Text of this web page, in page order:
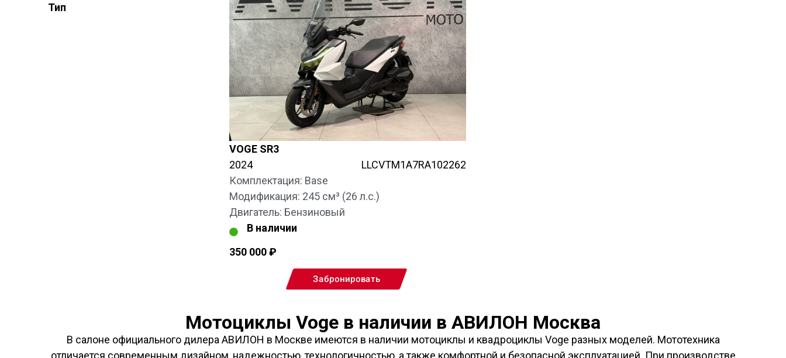
Тип
VOGE SR3
2024
LLCVTM1A7RA102262
Комплектация: Base
Модификация: 245 см³ (26 л.с.)
Двигатель: Бензиновый
В наличии
350 000₽
Забронировать
Мотоциклы Voge в наличии в АВИЛОН Москва
В салоне официального дилера АВИЛОН в Москве имеются в наличии мотоциклы и квадроциклы Voge разных моделей. Мототехника
отличается современным дизайном, надежностью, технологичностью, а также комфортной и безопасной эксплуатацией. При производстве